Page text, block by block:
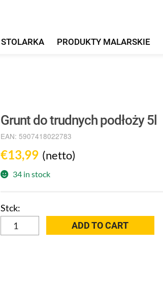
STOLARKA PRODUKTY MALARSKIE
Grunt do trudnych podłoży 5l
EAN: 5907418022783
€13,99 (netto)
34 in stock
Grunt
do
ADD TO CART